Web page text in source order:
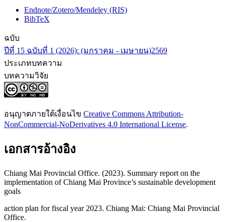
Endnote/Zotero/Mendeley (RIS)
BibTeX
ฉบับ
ปีที่ 15 ฉบับที่ 1 (2026): (มกราคม - เมษายน)2569
ประเภทบทความ
บทความวิจัย
อนุญาตภายใต้เงื่อนไข Creative Commons Attribution-
NonCommercial-NoDerivatives 4.0 International License.
เอกสารอ้างอิง
Chiang Mai Provincial Office. (2023). Summary report on the
implementation of Chiang Mai Province’s sustainable development
goals
action plan for fiscal year 2023. Chiang Mai: Chiang Mai Provincial
Office.